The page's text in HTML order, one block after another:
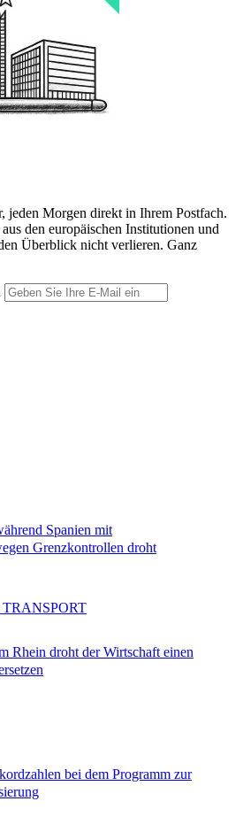
jeden Morgen direkt in Ihrem Postfach.
den europäischen Institutionen und
Überblick nicht verlieren. Ganz
Spanien mit
Grenzkontrollen droht
Rhein droht der Wirtschaft einen
bei dem Programm zur